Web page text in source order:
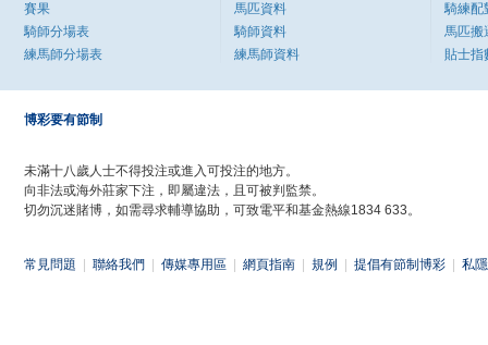
賽果
騎師分場表
練馬師分場表
馬匹資料
騎師資料
練馬師資料
騎練配
馬匹搬
貼士指
博彩要有節制
未滿十八歲人士不得投注或進入可投注的地方。
向非法或海外莊家下注，即屬違法，且可被判監禁。
切勿沉迷賭博，如需尋求輔導協助，可致電平和基金熱線1834 633。
常見問題 聯絡我們 傳媒專用區 網頁指南 規例 提倡有節制博彩 私